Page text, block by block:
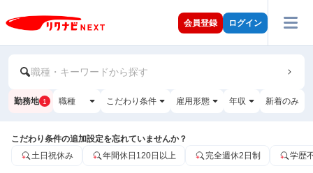
会員登録 ログイン
職種・キーワードから探す
勤務地 1 職種 こだわり条件 雇用形態 年収 新着のみ
こだわり条件の追加設定を忘れていませんか？
土日祝休み
年間休日120日以上 完全週休2日制 学歴